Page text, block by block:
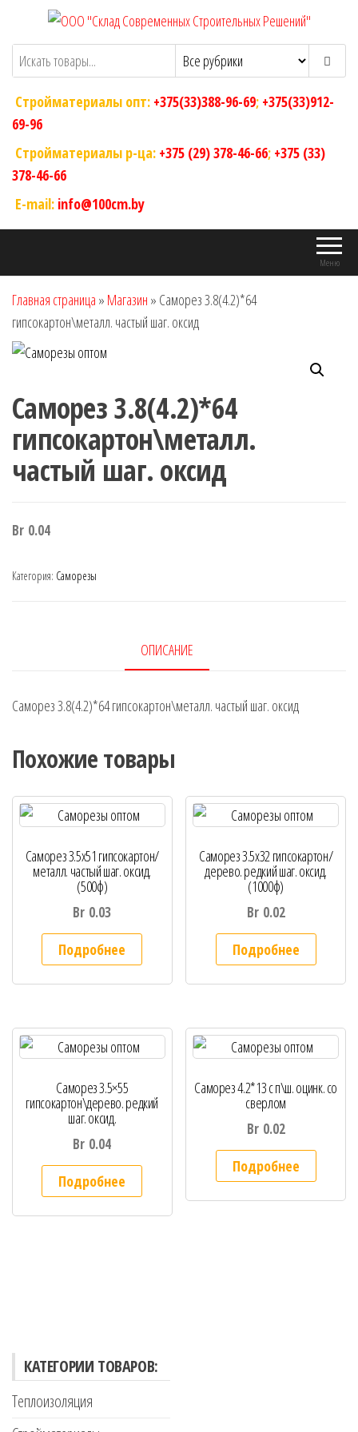
содержимому
ООО "Склад Современных Строительных
Решений"
Оптовый магазин строительных
материалов
Стройматериалы опт: +375(33)388-96-69; +375(33)912-
69-96
Стройматериалы р-ца: +375 (29) 378-46-66; +375 (33)
378-46-66
E-mail: info@100cm.by
Меню
Главная страница » Магазин » Саморез 3.8(4.2)*64
гипсокартон\металл. частый шаг. оксид
Саморез 3.8(4.2)*64
гипсокартон\металл.
частый шаг. оксид
Br 0.04
Категория: Саморезы
ОПИСАНИЕ
Саморез 3.8(4.2)*64 гипсокартон\металл. частый шаг. оксид
Похожие товары
Саморез 3.5х51 гипсокартон/
металл. частый шаг. оксид.
(500ф)
Br 0.03
Подробнее
Саморез 3.5х32 гипсокартон/
дерево. редкий шаг. оксид.
(1000ф)
Br 0.02
Подробнее
Саморез 3.5×55
гипсокартон\дерево. редкий
шаг. оксид.
Br 0.04
Подробнее
Саморез 4.2*13 с п\ш. оцинк. со
сверлом
Br 0.02
Подробнее
КАТЕГОРИИ ТОВАРОВ:
Теплоизоляция